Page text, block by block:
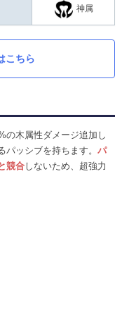
神属
こちら
の木属性ダメージ追加し
ッシブを持ちます。 パ
競合しないため、超強力